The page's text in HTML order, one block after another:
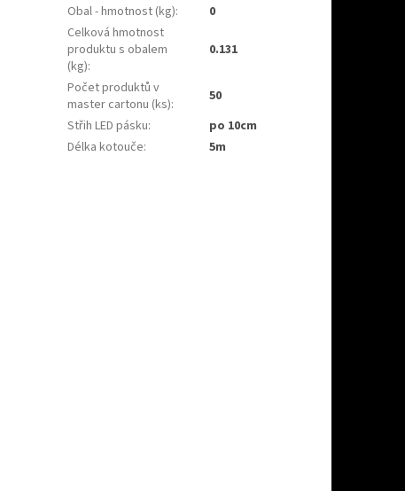
Obal - hmotnost (kg):
0
Celková hmotnost
produktu s obalem
(kg):
0.131
Počet produktů v
master cartonu (ks):
50
Střih LED pásku:
po 10cm
Délka kotouče: 5m